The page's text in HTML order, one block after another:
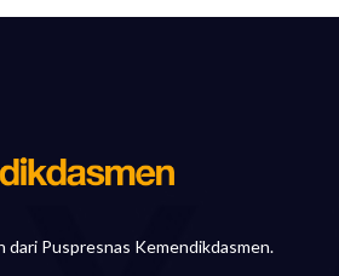
dari Puspresnas Kemendikdasmen.